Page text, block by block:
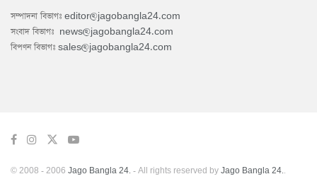
সম্পাদনা বিভাগঃ editor@jagobangla24.com
সংবাদ বিভাগঃ news@jagobangla24.com
বিপণন বিভাগঃ sales@jagobangla24.com
© 2008 - 2006 Jago Bangla 24. - All rights reserved by Jago Bangla 24..